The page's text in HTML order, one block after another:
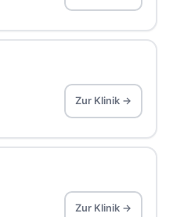
Zur Klinik →
Zur Klinik →